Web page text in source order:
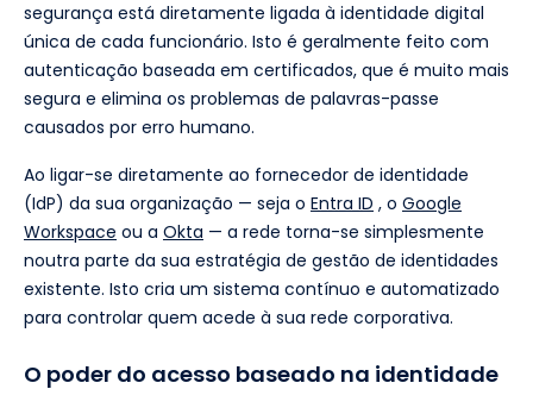
segurança está diretamente ligada à identidade digital
única de cada funcionário. Isto é geralmente feito com
autenticação baseada em certificados, que é muito mais
segura e elimina os problemas de palavras-passe
causados por erro humano.
Ao ligar-se diretamente ao fornecedor de identidade
(IdP) da sua organização — seja o Entra ID , o Google
Workspace ou a Okta — a rede torna-se simplesmente
noutra parte da sua estratégia de gestão de identidades
existente. Isto cria um sistema contínuo e automatizado
para controlar quem acede à sua rede corporativa.
O poder do acesso baseado na identidade